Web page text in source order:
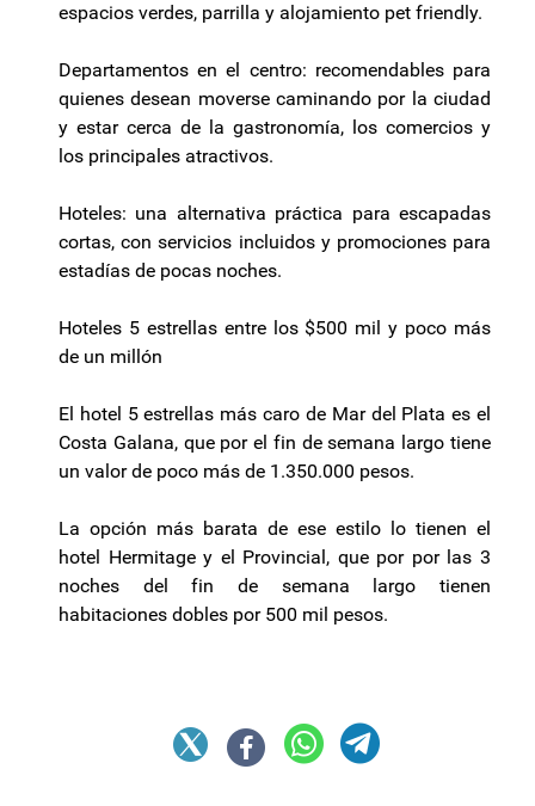
espacios verdes, parrilla y alojamiento pet friendly.
Departamentos en el centro: recomendables para
quienes desean moverse caminando por la ciudad
y estar cerca de la gastronomía, los comercios y
los principales atractivos.
Hoteles: una alternativa práctica para escapadas
cortas, con servicios incluidos y promociones para
estadías de pocas noches.
Hoteles 5 estrellas entre los $500 mil y poco más
de un millón
El hotel 5 estrellas más caro de Mar del Plata es el
Costa Galana, que por el fin de semana largo tiene
un valor de poco más de 1.350.000 pesos.
La opción más barata de ese estilo lo tienen el
hotel Hermitage y el Provincial, que por por las 3
noches del fin de semana largo tienen
habitaciones dobles por 500 mil pesos.